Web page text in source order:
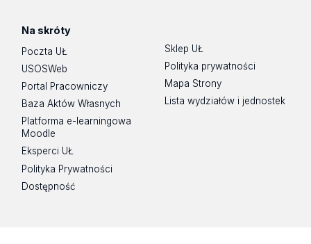
Na skróty
Poczta UŁ
USOSWeb
Portal Pracowniczy
Baza Aktów Własnych
Platforma e-learningowa
Moodle
Eksperci UŁ
Polityka Prywatności
Dostępność
Sklep UŁ
Polityka prywatności
Mapa Strony
Lista wydziałów i jednostek